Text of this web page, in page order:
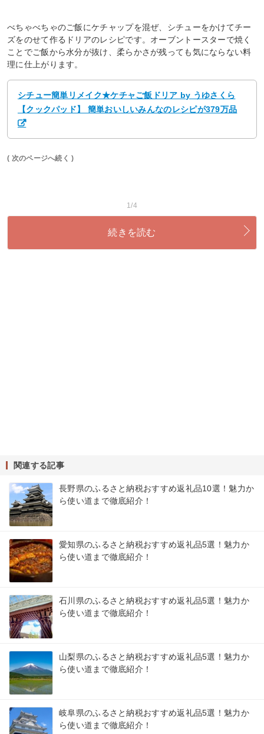
べちゃべちゃのご飯にケチャップを混ぜ、シチューをかけてチー
ズをのせて作るドリアのレシピです。オーブントースターで焼く
ことでご飯から水分が抜け、柔らかさが残っても気にならない料
理に仕上がります。
シチュー簡単リメイク★ケチャご飯ドリア by うゆさくら
【クックパッド】 簡単おいしいみんなのレシピが379万品
( 次のページへ続く )
1/4
続きを読む
関連する記事
長野県のふるさと納税おすすめ返礼品10選！魅力か
ら使い道まで徹底紹介！
愛知県のふるさと納税おすすめ返礼品5選！魅力か
ら使い道まで徹底紹介！
石川県のふるさと納税おすすめ返礼品5選！魅力か
ら使い道まで徹底紹介！
山梨県のふるさと納税おすすめ返礼品5選！魅力か
ら使い道まで徹底紹介！
岐阜県のふるさと納税おすすめ返礼品5選！魅力か
ら使い道まで徹底紹介！